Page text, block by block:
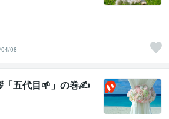
08
「五代目🌱」の巻✍️